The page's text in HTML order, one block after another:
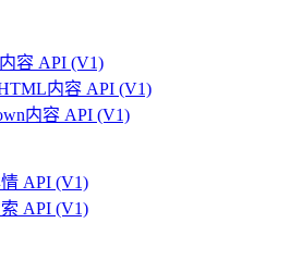
容 API (V1)
内容 API (V1)
内容 API (V1)
API (V1)
API (V1)